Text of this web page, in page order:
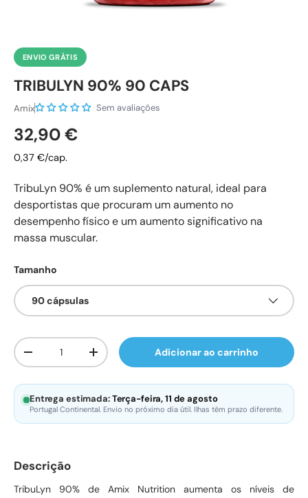
ENVIO GRÁTIS
TRIBULYN 90% 90 CAPS
Amix Sem avaliações
Preço normal
32,90 €
0,37 €/cap.
TribuLyn 90% é um suplemento natural, ideal para
desportistas que procuram um aumento no
desempenho físico e um aumento significativo na
massa muscular.
Tamanho
90 cápsulas
Qtd.
Diminuir quantidadeAumente a quantidadeAdicionar ao carrinho
Entrega estimada:Terça-feira, 11 de agosto
Portugal Continental. Envio no próximo dia útil. Ilhas têm prazo diferente.
Descrição
TribuLyn 90% de Amix Nutrition aumenta os níveis de